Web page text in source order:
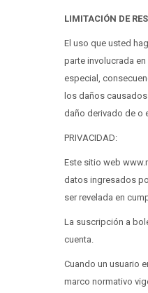
LIMITACIÓN DE
El uso que usted
parte involucrada
especial,
los daños
daño derivado de o
PRIVACIDAD:
Este sitio web
datos ingresados
ser revelada en
La suscripción a
cuenta.
Cuando un usuario
marco normativo